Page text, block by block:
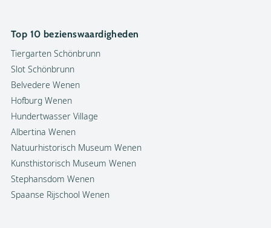
Top 10 bezienswaardigheden
Tiergarten Schönbrunn
Slot Schönbrunn
Belvedere Wenen
Hofburg Wenen
Hundertwasser Village
Albertina Wenen
Natuurhistorisch Museum Wenen
Kunsthistorisch Museum Wenen
Stephansdom Wenen
Spaanse Rijschool Wenen